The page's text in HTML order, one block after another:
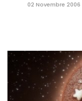
02 Novembre 2006